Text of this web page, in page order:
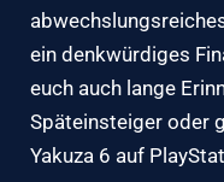
ein denkwürdiges
euch auch lange
Späteinsteiger oder
Yakuza 6 auf